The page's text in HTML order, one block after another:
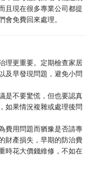
且現在很多專業公司都提
免費回來處理。
理更重要。定期檢查家居
及早發現問題，避免小問
是不要驚慌，但也要認真
如果情況複雜或處理後問
費用問題而猶豫是否請專
財產損失，早期的防治費
時花大價錢維修，不如在